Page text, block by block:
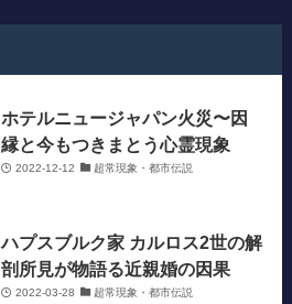
ホテルニュージャパン火災〜因
縁と今もつきまとう心霊現象
2022-12-12 超常現象・都市伝説
ハプスブルク家 カルロス2世の解
剖所見が物語る近親婚の因果
2022-03-28 超常現象・都市伝説